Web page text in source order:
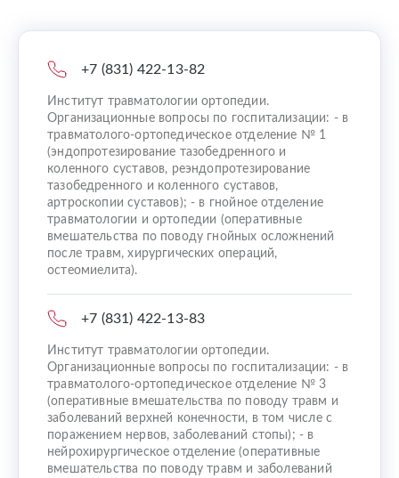
+7 (831) 422-13-82
Институт травматологии ортопедии.
Организационные вопросы по госпитализации: - в
травматолого-ортопедическое отделение № 1
(эндопротезирование тазобедренного и
коленного суставов, реэндопротезирование
тазобедренного и коленного суставов,
артроскопии суставов); - в гнойное отделение
травматологии и ортопедии (оперативные
вмешательства по поводу гнойных осложнений
после травм, хирургических операций,
остеомиелита).
+7 (831) 422-13-83
Институт травматологии ортопедии.
Организационные вопросы по госпитализации: - в
травматолого-ортопедическое отделение № 3
(оперативные вмешательства по поводу травм и
заболеваний верхней конечности, в том числе с
поражением нервов, заболеваний стопы); - в
нейрохирургическое отделение (оперативные
вмешательства по поводу травм и заболеваний